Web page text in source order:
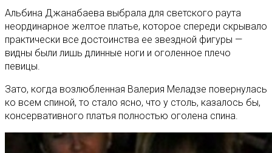
Альбина Джанабаева выбрала для светского раута
неординарное желтое платье, которое спереди скрывало
практически все достоинства ее звездной фигуры —
видны были лишь длинные ноги и оголенное плечо
певицы.
Зато, когда возлюбленная Валерия Меладзе повернулась
ко всем спиной, то стало ясно, что у столь, казалось бы,
консервативного платья полностью оголена спина.